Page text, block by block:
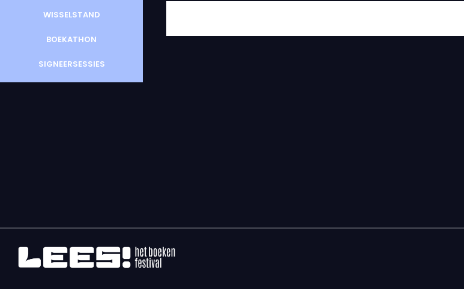
WISSELSTAND
BOEKATHON
SIGNEERSESSIES